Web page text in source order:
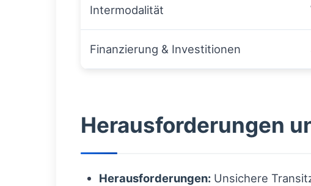
Intermodalität
Finanzierung & Investitionen
Herausforderungen
Herausforderungen: Unsichere